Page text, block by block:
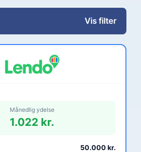
Vis filter
Månedlig ydelse
1.022 kr.
50.000 kr.